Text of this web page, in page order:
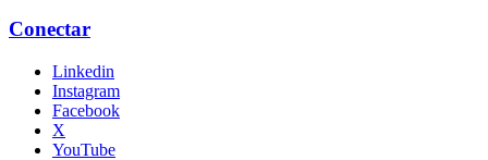
Conectar
Linkedin
Instagram
Facebook
X
YouTube